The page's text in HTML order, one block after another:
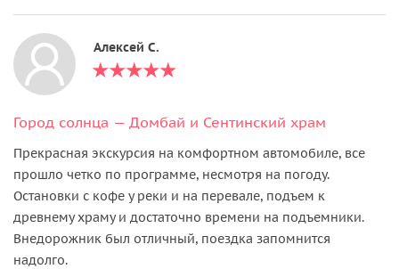
Алексей С.
Город солнца — Домбай и Сентинский храм
Прекрасная экскурсия на комфортном автомобиле, все
прошло четко по программе, несмотря на погоду.
Остановки с кофе у реки и на перевале, подъем к
древнему храму и достаточно времени на подъемники.
Внедорожник был отличный, поездка запомнится
надолго.